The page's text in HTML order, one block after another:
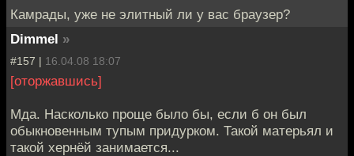
Камрады, уже не элитный ли у вас браузер?
Dimmel »
#157 | 16.04.08 18:07
[оторжавшись]
Мда. Насколько проще было бы, если б он был
обыкновенным тупым придурком. Такой матерьял и
такой хернёй занимается...